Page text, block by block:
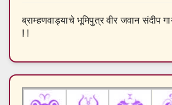
ब्राम्हणवाड्याचे भूमिपुत्र वीर जवान संदीप
! !